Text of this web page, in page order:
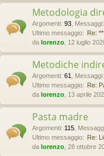
Metodologia
Argomenti: 93 Messaggi:
Ultimo messaggio:
Re:
da lorenzo , 12 luglio
Metodiche
Argomenti: 61 Messaggi:
Ultimo messaggio:
Re:
da lorenzo , 13 aprile
Pasta madre
Argomenti: 115
Ultimo messaggio:
Re:
da lorenzo , 28 ottobre